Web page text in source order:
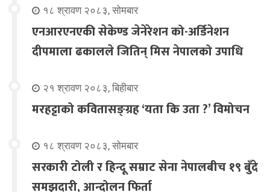
१८ श्रावण २०८३, सोमबार
एनआरएनएकी सेकेण्ड जेनेरेशन को-अर्डिनेशन
दीपमाला ढकालले जितिन् मिस नेपालको उपाधि
२१ श्रावण २०८३, बिहीबार
मरहट्टाको कवितासङ्ग्रह ‘यता कि उता ?’ विमोचन
१८ श्रावण २०८३, सोमबार
सरकारी टोली र हिन्दू सम्राट सेना नेपालबीच १९ बुँदे
समझदारी, आन्दोलन फिर्ता